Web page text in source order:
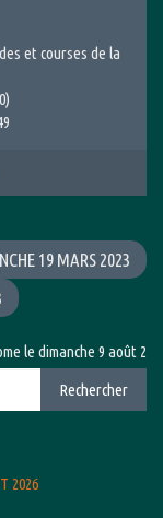
et courses de la
19 MARS 2023
le dimanche 9 août
Rechercher
2026